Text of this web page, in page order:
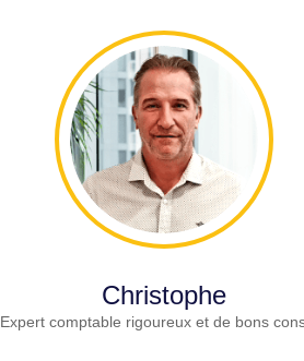
Christophe
Expert comptable rigoureux et de bons